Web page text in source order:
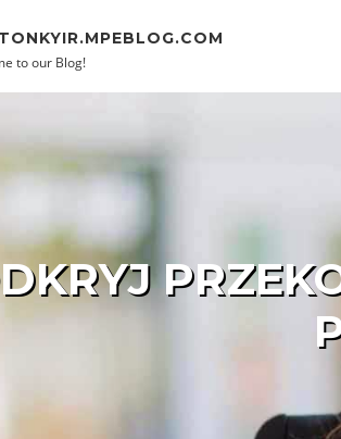
to our Blog!